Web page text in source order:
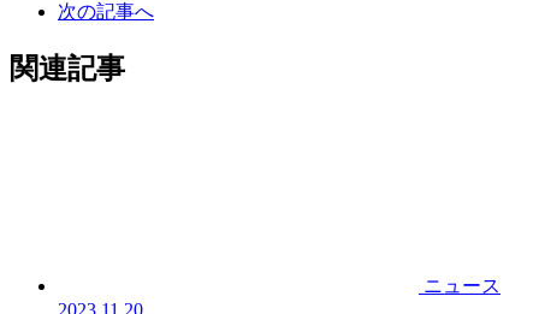
次の記事へ
関連記事
ニュース